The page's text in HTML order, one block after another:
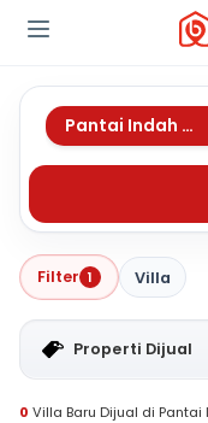
Pantai Indah Kapuk 2
Filter 1 Villa
Properti Dijual
0 Villa Baru Dijual di